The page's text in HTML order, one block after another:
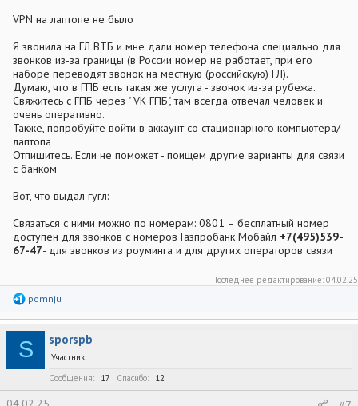
VPN на лаптопе не было
Я звонила на ГЛ ВТБ и мне дали номер телефона слециально для
звонков из-за границы (в России номер не работает, при его
наборе переводят звонок на местную (российскую) ГЛ).
Думаю, что в ГПБ есть такая же услуга - звонок из-за рубежа.
Свяжитесь с ГПБ через " VK ГПБ", там всегда отвечал человек и
очень оперативно.
Также, попробуйте войти в аккаунт со стационарного компьютера/
лаптопа
Отпишитесь. Если не поможет - поищем другие варианты для связи
с банком
Вот, что выдал гугл:
Связаться с ними можно по номерам: 0801 – бесплатный номер
доступен для звонков с номеров Газпробанк Мобайл +7(495)539-
67-47- для звонков из роуминга и для других операторов связи
Последнее редактирование: 04.02.25
Р
е
а
к
ц
и
pomnju
S sporspb
Участник
Сообщения
17 Спасибо 12